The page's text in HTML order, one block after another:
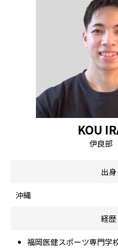
KOU
伊良
出身
沖縄
経歴
福岡医健スポーツ専門学